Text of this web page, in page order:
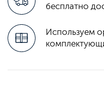
бесплатно
Используем